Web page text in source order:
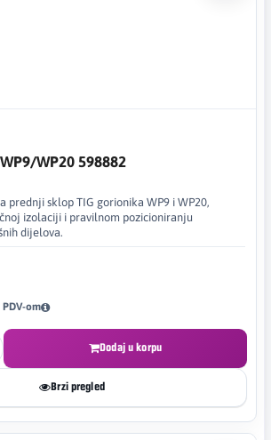
WP20 598882
prednji sklop TIG gorionika WP9 i WP20,
izolaciji i pravilnom pozicioniranju
dijelova.
PDV-om
Dodaj u korpu
Brzi pregled